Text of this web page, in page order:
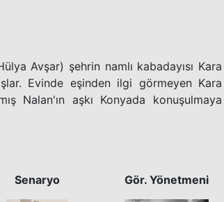
Avşar) şehrin namlı kabadayısı Kara
Evinde eşinden ilgi görmeyen Kara
Nalan'ın aşkı Konyada konuşulmaya
Senaryo Gör. Yönetmeni